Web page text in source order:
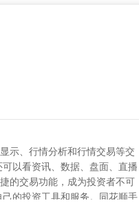
示、行情分析和行情交易等交
以看资讯、数据、盘面、直播
的交易功能，成为投资者不可
的投资工具和服务。同花顺手